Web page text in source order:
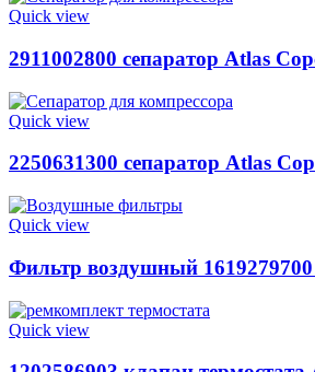
Quick view
2911002800 сепаратор Atlas
Quick view
2250631300 сепаратор Atlas
Quick view
Фильтр воздушный
Quick view